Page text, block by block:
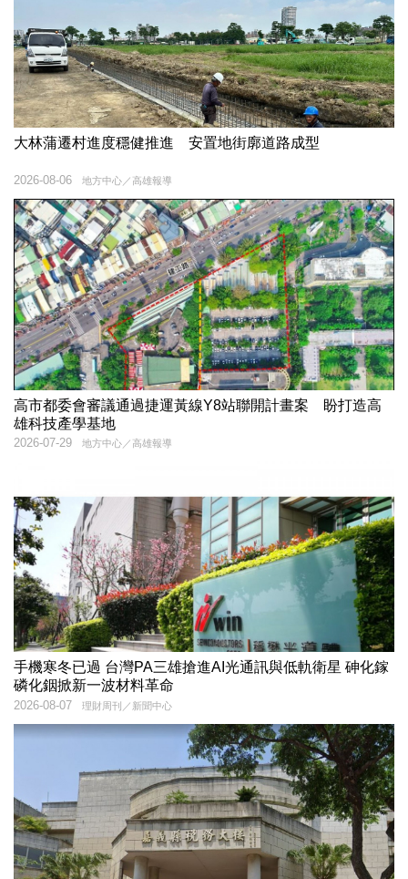
大林蒲遷村進度穩健推進 安置地街廓道路成型
地方中心／高雄報導
2026-08-06
高市都委會審議通過捷運黃線Y8站聯開計畫案 盼打造高
雄科技產學基地
地方中心／高雄報導
2026-07-29
手機寒冬已過 台灣PA三雄搶進AI光通訊與低軌衛星 砷化鎵
磷化銦掀新一波材料革命
理財周刊／新聞中心
2026-08-07